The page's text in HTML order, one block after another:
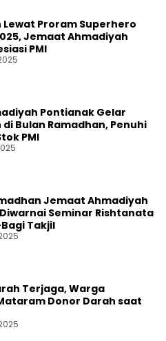
Lewat Proram Superhero
Jemaat Ahmadiyah
PMI
Pontianak Gelar
Bulan Ramadhan, Penuhi
PMI
Jemaat Ahmadiyah
Seminar Rishtanata
Takjil
Terjaga, Warga
Donor Darah saat